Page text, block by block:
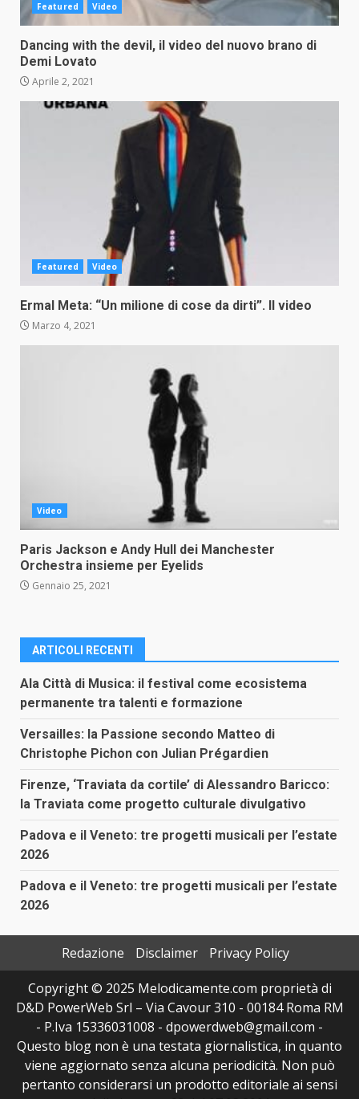
Featured Video
Dancing with the devil, il video del nuovo brano di
Demi Lovato
Aprile 2, 2021
Featured Video
Ermal Meta: “Un milione di cose da dirti”. Il video
Marzo 4, 2021
Video
Paris Jackson e Andy Hull dei Manchester
Orchestra insieme per Eyelids
Gennaio 25, 2021
ARTICOLI RECENTI
Ala Città di Musica: il festival come ecosistema
permanente tra talenti e formazione
Versailles: la Passione secondo Matteo di
Christophe Pichon con Julian Prégardien
Firenze, ‘Traviata da cortile’ di Alessandro Baricco:
la Traviata come progetto culturale divulgativo
Padova e il Veneto: tre progetti musicali per l’estate
2026
Padova e il Veneto: tre progetti musicali per l’estate
2026
Redazione Disclaimer
Privacy Policy
Copyright © 2025 Melodicamente.com proprietà di
D&D PowerWeb Srl – Via Cavour 310 - 00184 Roma RM
- P.Iva 15336031008 - dpowerdweb@gmail.com -
Questo blog non è una testata giornalistica, in quanto
viene aggiornato senza alcuna periodicità. Non può
pertanto considerarsi un prodotto editoriale ai sensi